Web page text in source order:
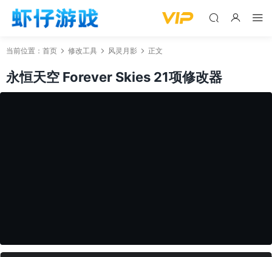
当前位置： 首页 修改工具 风灵月影 正文
永恒天空 Forever Skies 21项修改器